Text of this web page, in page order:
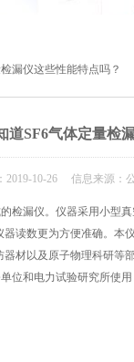
漏仪这些性能特点吗？
道SF6气体定量检
2019-10-26 信息来源
检漏仪。仪器采用小型
读数更为方便准确。
材以及原子物理科研
位和电力试验研究所使